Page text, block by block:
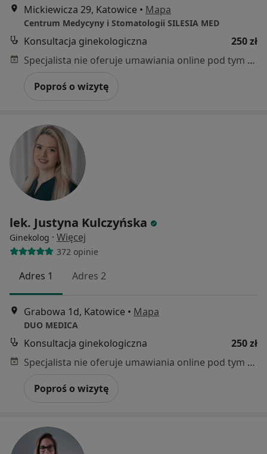
Mickiewicza 29, Katowice • Mapa
Centrum Medycyny i Stomatologii SILESIA MED
Konsultacja ginekologiczna
250 zł
Specjalista nie oferuje umawiania online pod tym adresem.
Poproś o wizytę
lek. Justyna Kulczyńska
Ginekolog · Więcej
372 opinie
Adres 1 Adres 2
Grabowa 1d, Katowice • Mapa
DUO MEDICA
Konsultacja ginekologiczna
250 zł
Specjalista nie oferuje umawiania online pod tym adresem.
Poproś o wizytę